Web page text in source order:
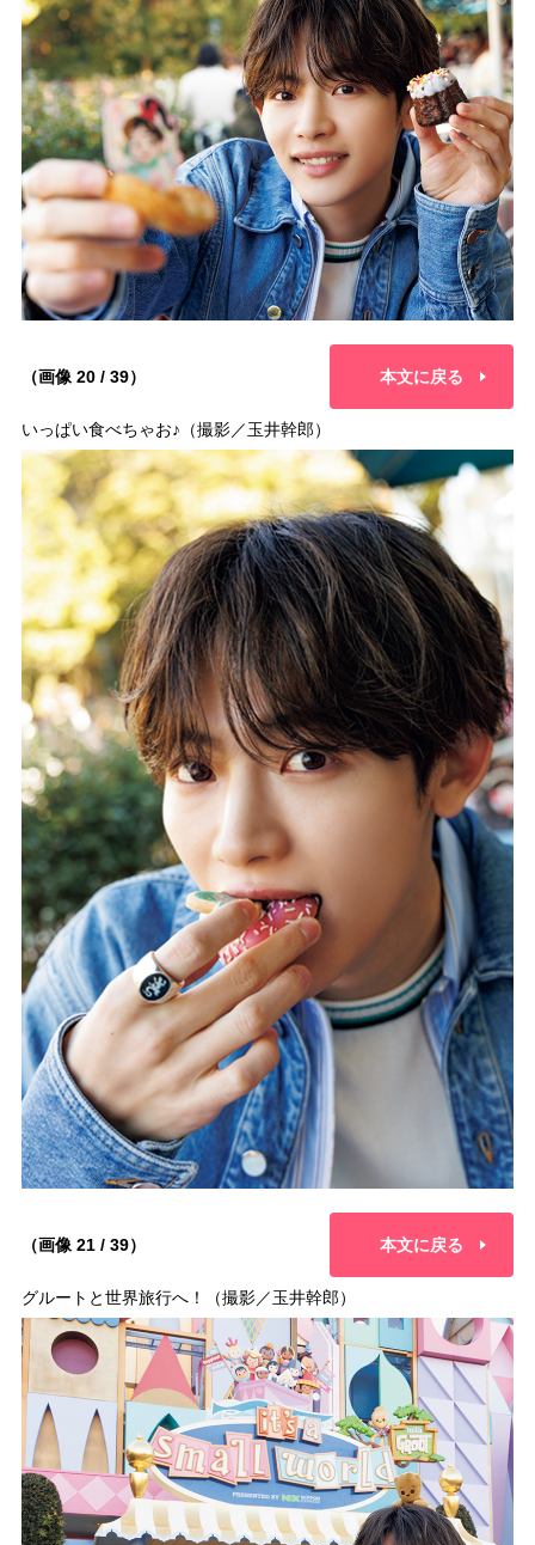
（画像 20 / 39） 本文に戻る
いっぱい食べちゃお♪（撮影／玉井幹郎）
（画像 21 / 39） 本文に戻る
グルートと世界旅行へ！（撮影／玉井幹郎）